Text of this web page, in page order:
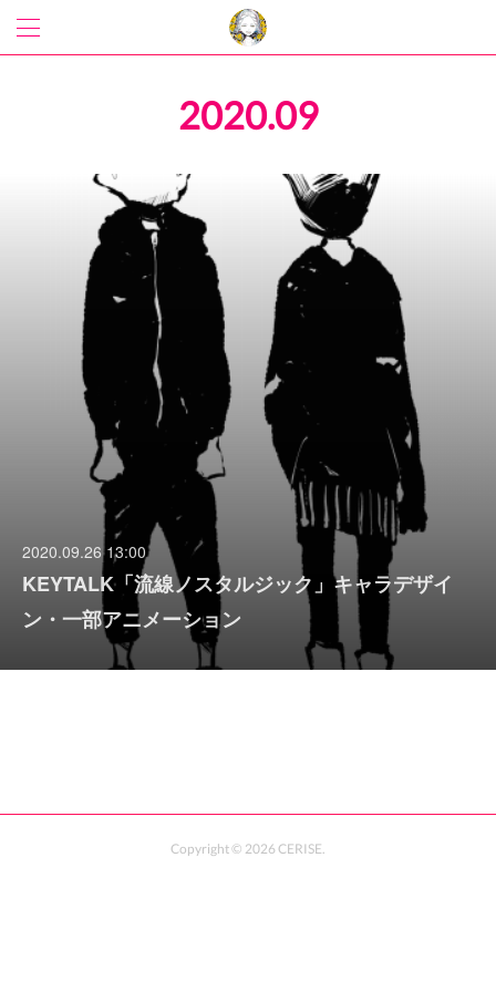
2020.09
2020.09.26 13:00
KEYTALK「流線ノスタルジック」キャラデザイ
ン・一部アニメーション
Copyright © 2026 CERISE.